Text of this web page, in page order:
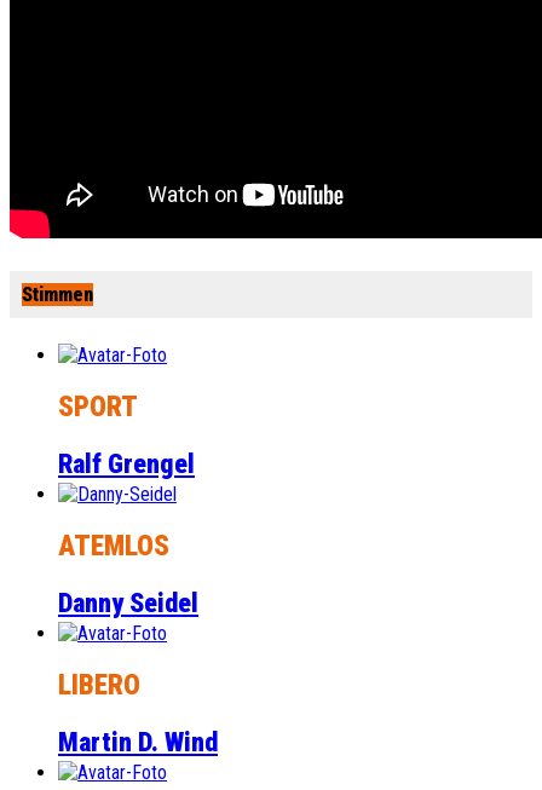
Stimmen
SPORT
Ralf Grengel
ATEMLOS
Danny Seidel
LIBERO
Martin D. Wind